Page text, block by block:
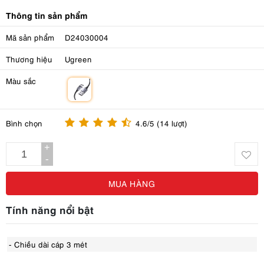
Thông tin sản phẩm
Mã sản phẩm D24030004
Thương hiệu Ugreen
Màu sắc
Bình chọn 4.6/5 (14 lượt)
+
-
MUA HÀNG
Tính năng nổi bật
- Chiều dài cáp 3 mét